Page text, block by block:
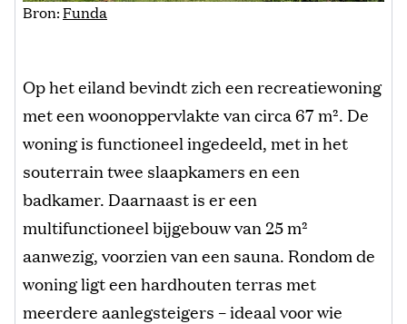
Bron:Funda
Op het eiland bevindt zich een recreatiewoning
met een woonoppervlakte van circa 67 m². De
woning is functioneel ingedeeld, met in het
souterrain twee slaapkamers en een
badkamer. Daarnaast is er een
multifunctioneel bijgebouw van 25 m²
aanwezig, voorzien van een sauna. Rondom de
woning ligt een hardhouten terras met
meerdere aanlegsteigers – ideaal voor wie